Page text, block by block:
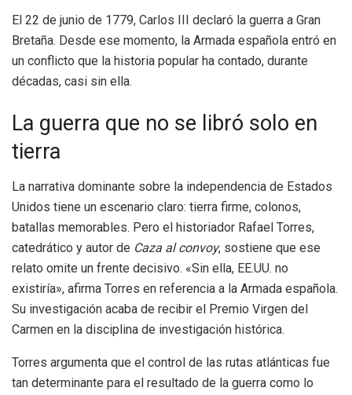
El 22 de junio de 1779, Carlos III declaró la guerra a Gran
Bretaña. Desde ese momento, la Armada española entró en
un conflicto que la historia popular ha contado, durante
décadas, casi sin ella.
La guerra que no se libró solo en
tierra
La narrativa dominante sobre la independencia de Estados
Unidos tiene un escenario claro: tierra firme, colonos,
batallas memorables. Pero el historiador Rafael Torres,
catedrático y autor de Caza al convoy, sostiene que ese
relato omite un frente decisivo. «Sin ella, EE.UU. no
existiría», afirma Torres en referencia a la Armada española.
Su investigación acaba de recibir el Premio Virgen del
Carmen en la disciplina de investigación histórica.
Torres argumenta que el control de las rutas atlánticas fue
tan determinante para el resultado de la guerra como lo